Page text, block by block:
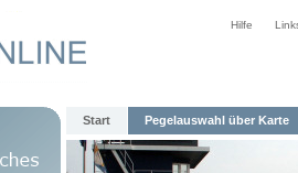
Hilfe
Start Pegelauswahl über Karte